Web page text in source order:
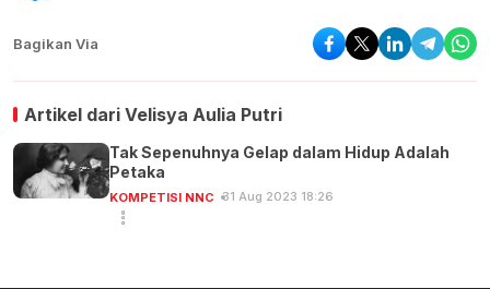
Bagikan Via
Artikel dari Velisya Aulia Putri
Tak Sepenuhnya Gelap dalam Hidup Adalah
Petaka
KOMPETISI NNC 31 Aug 2023 18:26